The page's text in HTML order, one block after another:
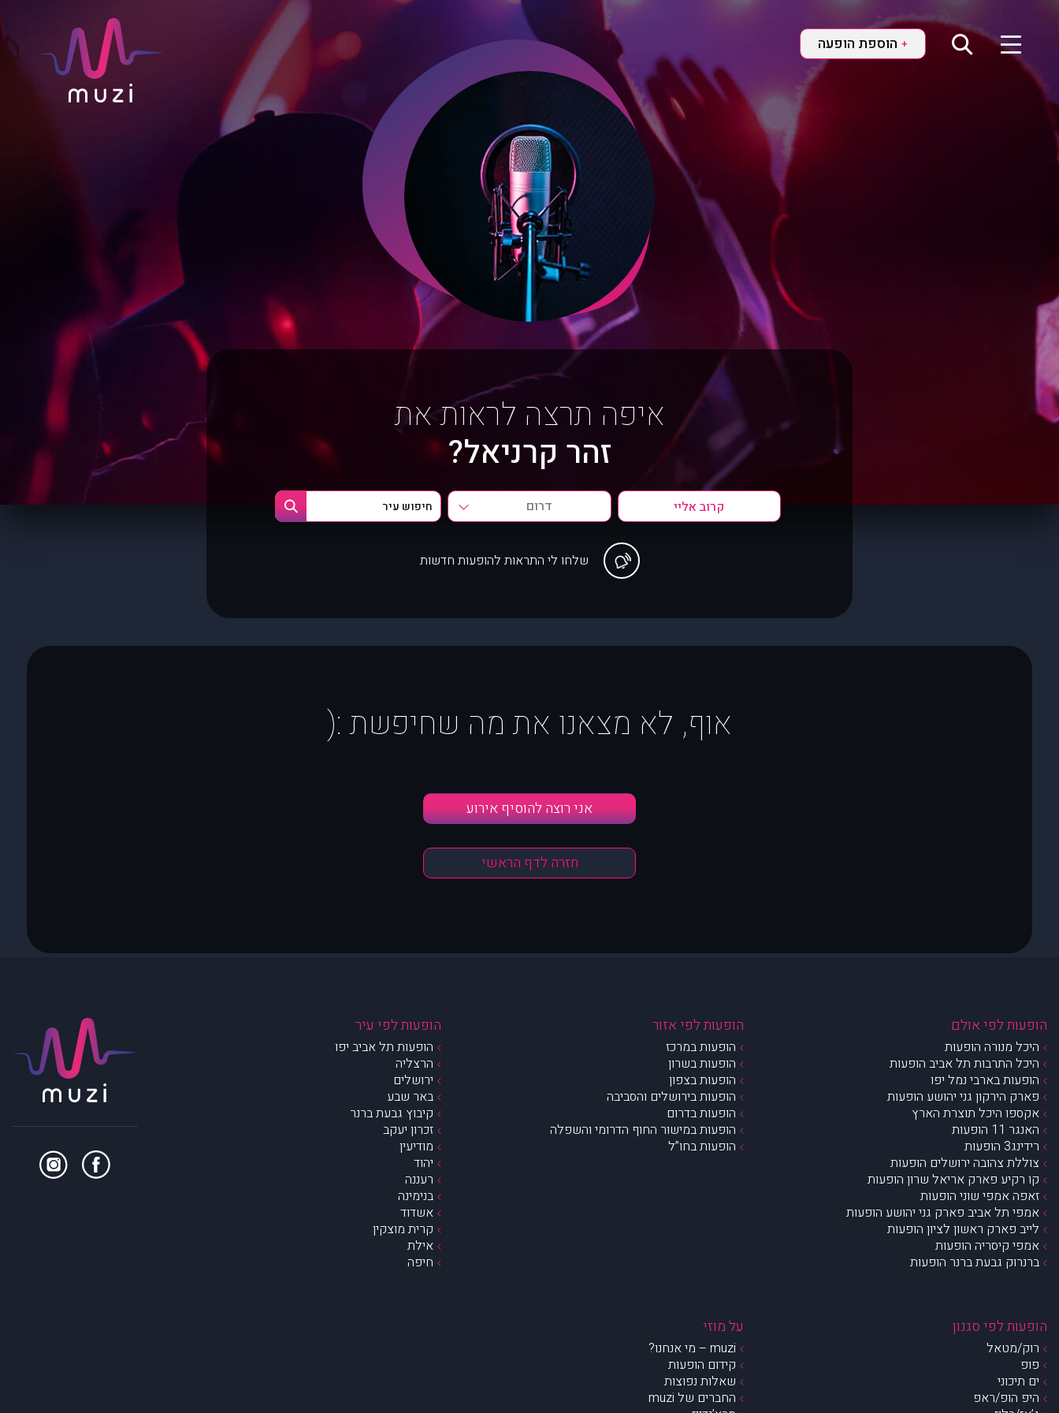
+ הוספת הופעה
איפה תרצה לראות את
זהר קרניאל?
דרום
שלחו לי התראות להופעות חדשות
אוף, לא מצאנו את מה שחיפשת :(
אני רוצה להוסיף אירוע
חזרה לדף הראשי
הופעות לפי אולם
היכל מנורה הופעות
היכל התרבות תל אביב הופעות
הופעות בארבי נמל יפו
פארק הירקון גני יהושע הופעות
אקספו היכל תוצרת הארץ
האנגר 11 הופעות
רידינג3 הופעות
צוללת צהובה ירושלים הופעות
קו רקיע פארק אריאל שרון הופעות
זאפה אמפי שוני הופעות
אמפי תל אביב פארק גני יהושע הופעות
לייב פארק ראשון לציון הופעות
אמפי קיסריה הופעות
ברנרוק גבעת ברנר הופעות
הופעות לפי אזור
הופעות במרכז
הופעות בשרון
הופעות בצפון
הופעות בירושלים והסביבה
הופעות בדרום
הופעות במישור החוף הדרומי והשפלה
הופעות בחו”ל
הופעות לפי עיר
הופעות תל אביב יפו
הרצליה
ירושלים
באר שבע
קיבוץ גבעת ברנר
זכרון יעקב
מודיעין
יהוד
רעננה
בנימינה
אשדוד
קרית מוצקין
אילת
חיפה
הופעות לפי סגנון
רוק/מטאל
פופ
ים תיכוני
היפ הופ/ראפ
על מוזי
muzi – מי אנחנו?
קידום הופעות
שאלות נפוצות
החברים של muzi